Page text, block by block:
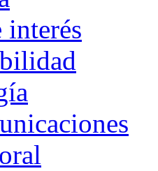
interés